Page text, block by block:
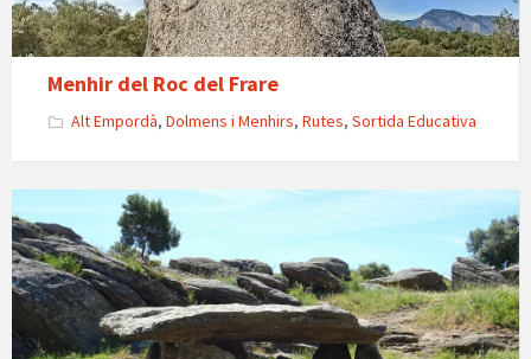
Dreta
de
Bosc
Menhir del Roc del Frare
Alt Empordà, Dolmens i Menhirs, Rutes, Sortida Educativa
del
Llit
de
Generala